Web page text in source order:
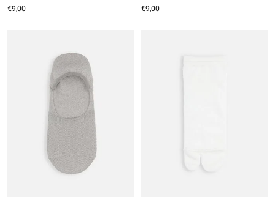
€9,00 €9,00